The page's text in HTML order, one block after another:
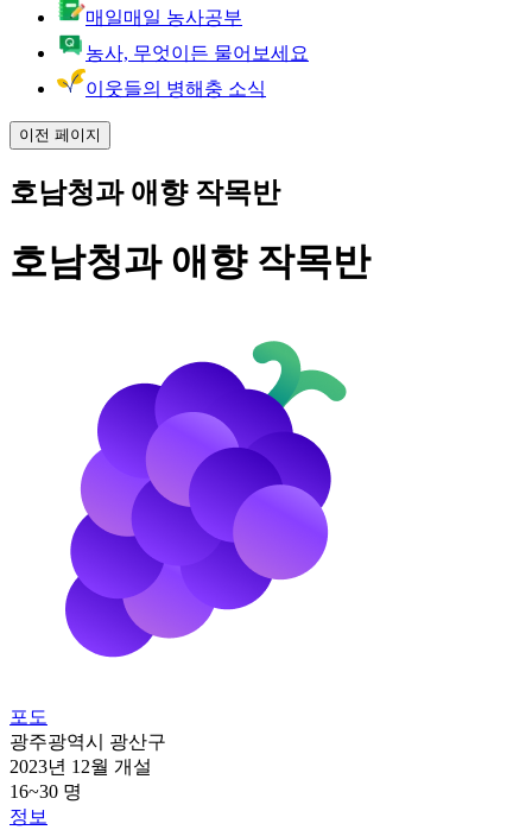
매일매일 농사공부
농사, 무엇이든 물어보세요
이웃들의 병해충 소식
이전 페이지
호남청과 애향 작목반
호남청과 애향 작목반
포도
광주광역시 광산구
2023년 12월 개설
16~30 명
정보